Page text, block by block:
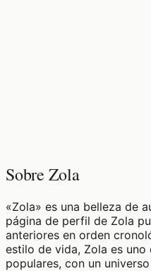
Sobre Zola
«Zola» es una belleza de
página de perfil de Zola
anteriores en orden
estilo de vida, Zola es uno
populares, con un